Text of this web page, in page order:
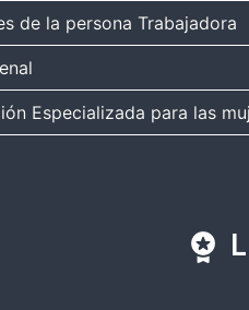
de la persona Trabajadora
Especializada para las